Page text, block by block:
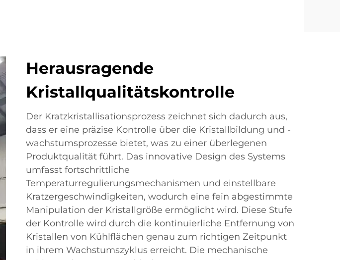
Herausragende
Kristallqualitätskontrolle
Der Kratzkristallisationsprozess zeichnet sich dadurch aus,
dass er eine präzise Kontrolle über die Kristallbildung und -
wachstumsprozesse bietet, was zu einer überlegenen
Produktqualität führt. Das innovative Design des Systems
umfasst fortschrittliche
Temperaturregulierungsmechanismen und einstellbare
Kratzergeschwindigkeiten, wodurch eine fein abgestimmte
Manipulation der Kristallgröße ermöglicht wird. Diese Stufe
der Kontrolle wird durch die kontinuierliche Entfernung von
Kristallen von Kühlflächen genau zum richtigen Zeitpunkt
in ihrem Wachstumszyklus erreicht. Die mechanische